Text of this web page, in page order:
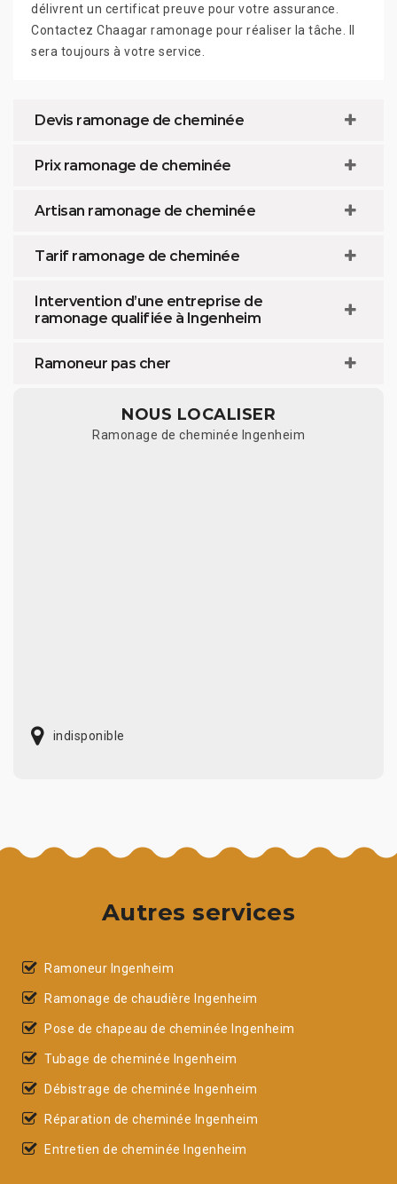
délivrent un certificat preuve pour votre assurance.
Contactez Chaagar ramonage pour réaliser la tâche. Il
sera toujours à votre service.
Devis ramonage de cheminée
Prix ramonage de cheminée
Artisan ramonage de cheminée
Tarif ramonage de cheminée
Intervention d’une entreprise de
ramonage qualifiée à Ingenheim
Ramoneur pas cher
NOUS LOCALISER
Ramonage de cheminée Ingenheim
indisponible
Autres services
Ramoneur Ingenheim
Ramonage de chaudière Ingenheim
Pose de chapeau de cheminée Ingenheim
Tubage de cheminée Ingenheim
Débistrage de cheminée Ingenheim
Réparation de cheminée Ingenheim
Entretien de cheminée Ingenheim